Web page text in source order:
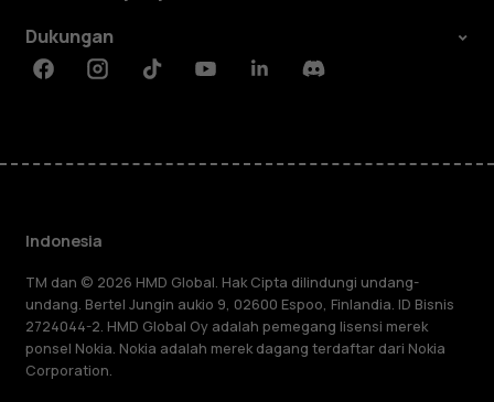
Dukungan
FacebookInstagramTiktokYoutubeLinkedinDiscord
Indonesia
TM dan © 2026 HMD Global. Hak Cipta dilindungi undang-
undang. Bertel Jungin aukio 9, 02600 Espoo, Finlandia. ID Bisnis
2724044-2. HMD Global Oy adalah pemegang lisensi merek
ponsel Nokia. Nokia adalah merek dagang terdaftar dari Nokia
Corporation.